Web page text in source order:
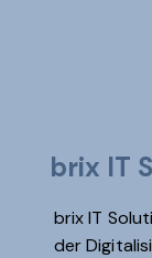
brix IT
der
brix IT